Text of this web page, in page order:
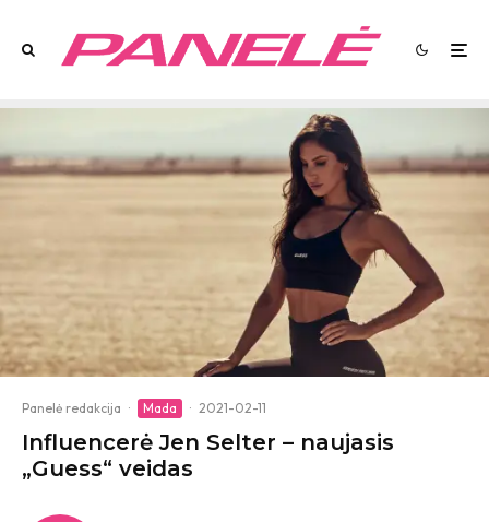
Panelė redakcija · Mada · 2021-02-11
Influencerė Jen Selter – naujasis
„Guess“ veidas